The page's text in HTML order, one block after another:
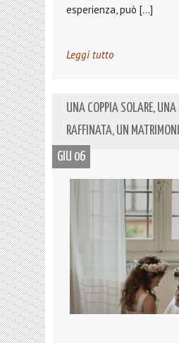
esperienza, può […]
Leggi tutto
UNA COPPIA SOLARE, UNA
RAFFINATA, UN
GIU 06